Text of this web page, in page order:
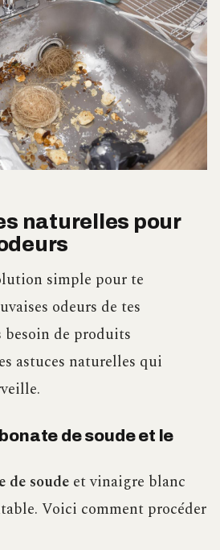
naturelles pour
simple pour te
odeurs de tes
besoin de produits
astuces naturelles qui
de soude et le
de soude et vinaigre blanc
Voici comment procéder